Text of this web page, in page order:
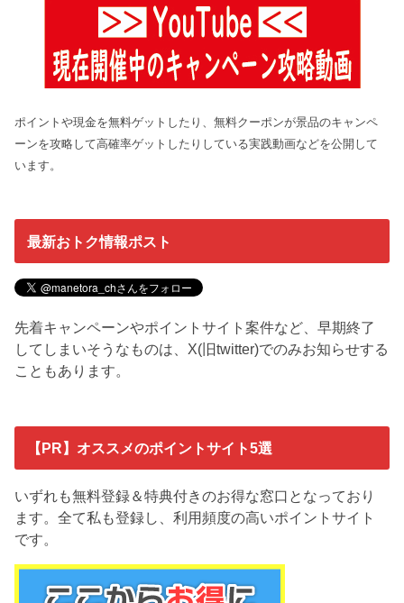
ポイントや現金を無料ゲットしたり、無料クーポンが景品のキャンペ
ーンを攻略して高確率ゲットしたりしている実践動画などを公開して
います。
最新おトク情報ポスト
先着キャンペーンやポイントサイト案件など、早期終了
してしまいそうなものは、X(旧twitter)でのみお知らせする
こともあります。
【PR】オススメのポイントサイト5選
いずれも無料登録＆特典付きのお得な窓口となっており
ます。全て私も登録し、利用頻度の高いポイントサイト
です。